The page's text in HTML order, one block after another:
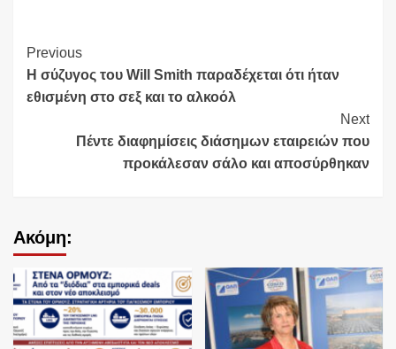
Continue
Reading
Previous
Η σύζυγος του Will Smith παραδέχεται ότι ήταν
εθισμένη στο σεξ και το αλκοόλ
Next
Πέντε διαφημίσεις διάσημων εταιρειών που
προκάλεσαν σάλο και αποσύρθηκαν
Ακόμη: